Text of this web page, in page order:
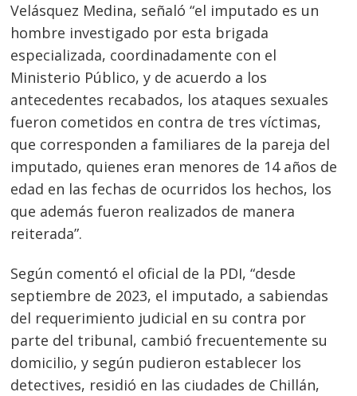
Velásquez Medina, señaló “el imputado es un
hombre investigado por esta brigada
especializada, coordinadamente con el
Ministerio Público, y de acuerdo a los
antecedentes recabados, los ataques sexuales
fueron cometidos en contra de tres víctimas,
que corresponden a familiares de la pareja del
imputado, quienes eran menores de 14 años de
edad en las fechas de ocurridos los hechos, los
que además fueron realizados de manera
reiterada”.
Según comentó el oficial de la PDI, “desde
septiembre de 2023, el imputado, a sabiendas
del requerimiento judicial en su contra por
parte del tribunal, cambió frecuentemente su
domicilio, y según pudieron establecer los
detectives, residió en las ciudades de Chillán,